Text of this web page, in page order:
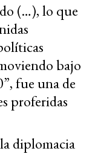
(…), lo que
bajo
fue una de
proferidas
diplomacia